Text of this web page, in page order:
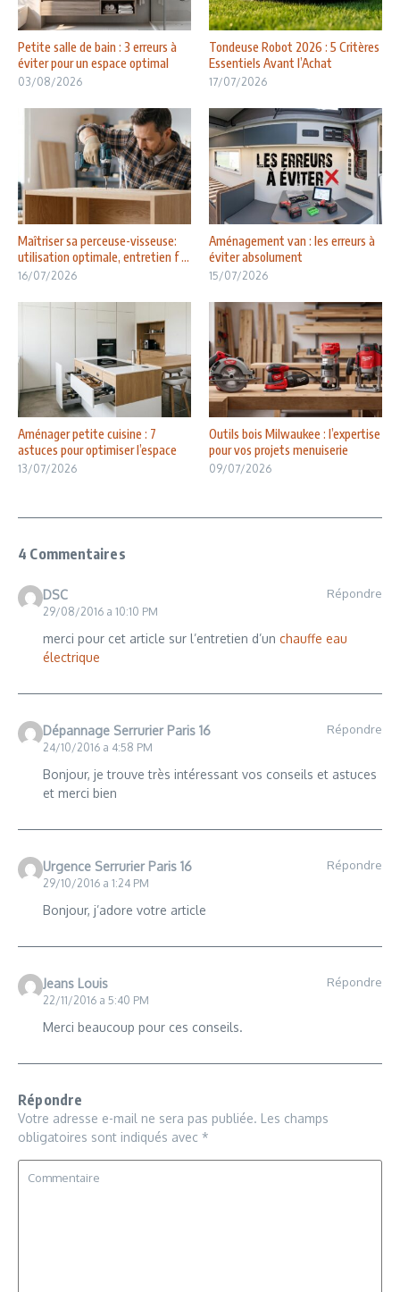
Petite salle de bain : 3 erreurs à
éviter pour un espace optimal
03/08/2026
Tondeuse Robot 2026 : 5 Critères
Essentiels Avant l’Achat
17/07/2026
Maîtriser sa perceuse-visseuse:
utilisation optimale, entretien f ...
16/07/2026
Aménagement van : les erreurs à
éviter absolument
15/07/2026
Aménager petite cuisine : 7
astuces pour optimiser l’espace
13/07/2026
Outils bois Milwaukee : l’expertise
pour vos projets menuiserie
09/07/2026
4 Commentaires
DSC
29/08/2016 a 10:10 PM
Répondre
merci pour cet article sur l’entretien d’un chauffe eau
électrique
Dépannage Serrurier Paris 16
24/10/2016 a 4:58 PM
Répondre
Bonjour, je trouve très intéressant vos conseils et astuces
et merci bien
Urgence Serrurier Paris 16
29/10/2016 a 1:24 PM
Répondre
Bonjour, j’adore votre article
Jeans Louis
22/11/2016 a 5:40 PM
Répondre
Merci beaucoup pour ces conseils.
Répondre
Votre adresse e-mail ne sera pas publiée. Les champs
obligatoires sont indiqués avec *